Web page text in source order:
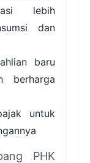
lebih
dan
baru
berharga
untuk
PHK